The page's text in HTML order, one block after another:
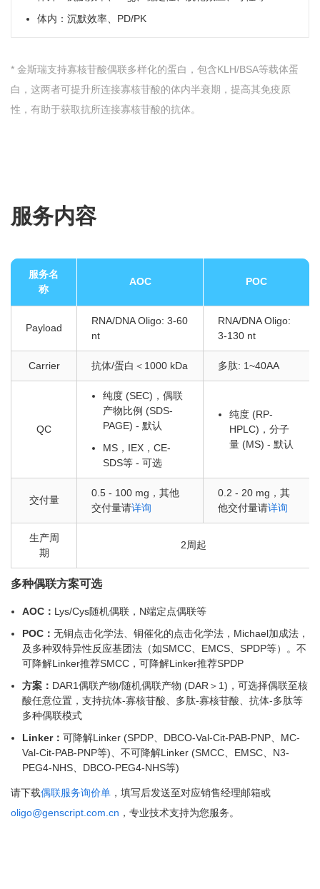
体内：沉默效率、PD/PK
* 金斯瑞支持寡核苷酸偶联多样化的蛋白，包含KLH/BSA等载体蛋
白，这两者可提升所连接寡核苷酸的体内半衰期，提高其免疫原
性，有助于获取抗所连接寡核苷酸的抗体。
服务内容
服务名
称
AOC POC
Payload
RNA/DNA Oligo: 3-60
nt
RNA/DNA Oligo:
3-130 nt
Carrier 抗体/蛋白＜1000 kDa 多肽: 1~40AA
QC
纯度 (SEC)，偶联
产物比例 (SDS-
PAGE) - 默认
MS，IEX，CE-
SDS等 - 可选
纯度 (RP-
HPLC)，分子
量 (MS) - 默认
交付量
0.5 - 100 mg，其他
交付量请详询
0.2 - 20 mg，其
他交付量请详询
生产周
期
2周起
多种偶联方案可选
AOC： Lys/Cys随机偶联，N端定点偶联等
POC： 无铜点击化学法、铜催化的点击化学法，Michael加成法，
及多种双特异性反应基团法（如SMCC、EMCS、SPDP等）。不
可降解Linker推荐SMCC，可降解Linker推荐SPDP
方案： DAR1偶联产物/随机偶联产物 (DAR＞1)，可选择偶联至核
酸任意位置，支持抗体-寡核苷酸、多肽-寡核苷酸、抗体-多肽等
多种偶联模式
Linker： 可降解Linker (SPDP、DBCO-Val-Cit-PAB-PNP、MC-
Val-Cit-PAB-PNP等)、不可降解Linker (SMCC、EMSC、N3-
PEG4-NHS、DBCO-PEG4-NHS等)
请下载偶联服务询价单 ，填写后发送至对应销售经理邮箱或
oligo@genscript.com.cn ，专业技术支持为您服务。